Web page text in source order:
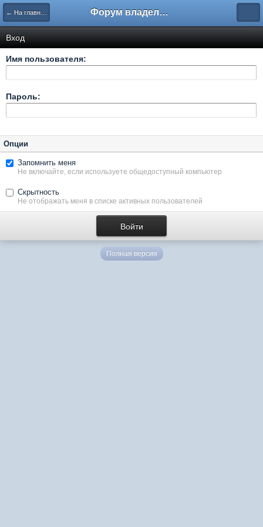
← На главную Форум владельцев интернет-магазинов
Вход
Имя пользователя:
Пароль:
Опции
Запомнить меня
Не включайте, если используете общедоступный компьютер
Скрытность
Не отображать меня в списке активных пользователей
Полная версия